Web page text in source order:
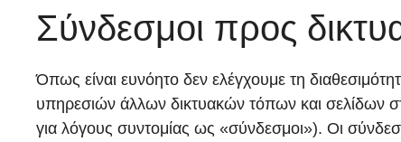
Σύνδεσμοι προς
Όπως είναι ευνόητο δεν ελέγχουμε τη
υπηρεσιών άλλων δικτυακών τόπων και σελίδων
για λόγους συντομίας ως «σύνδεσμοι»). Οι